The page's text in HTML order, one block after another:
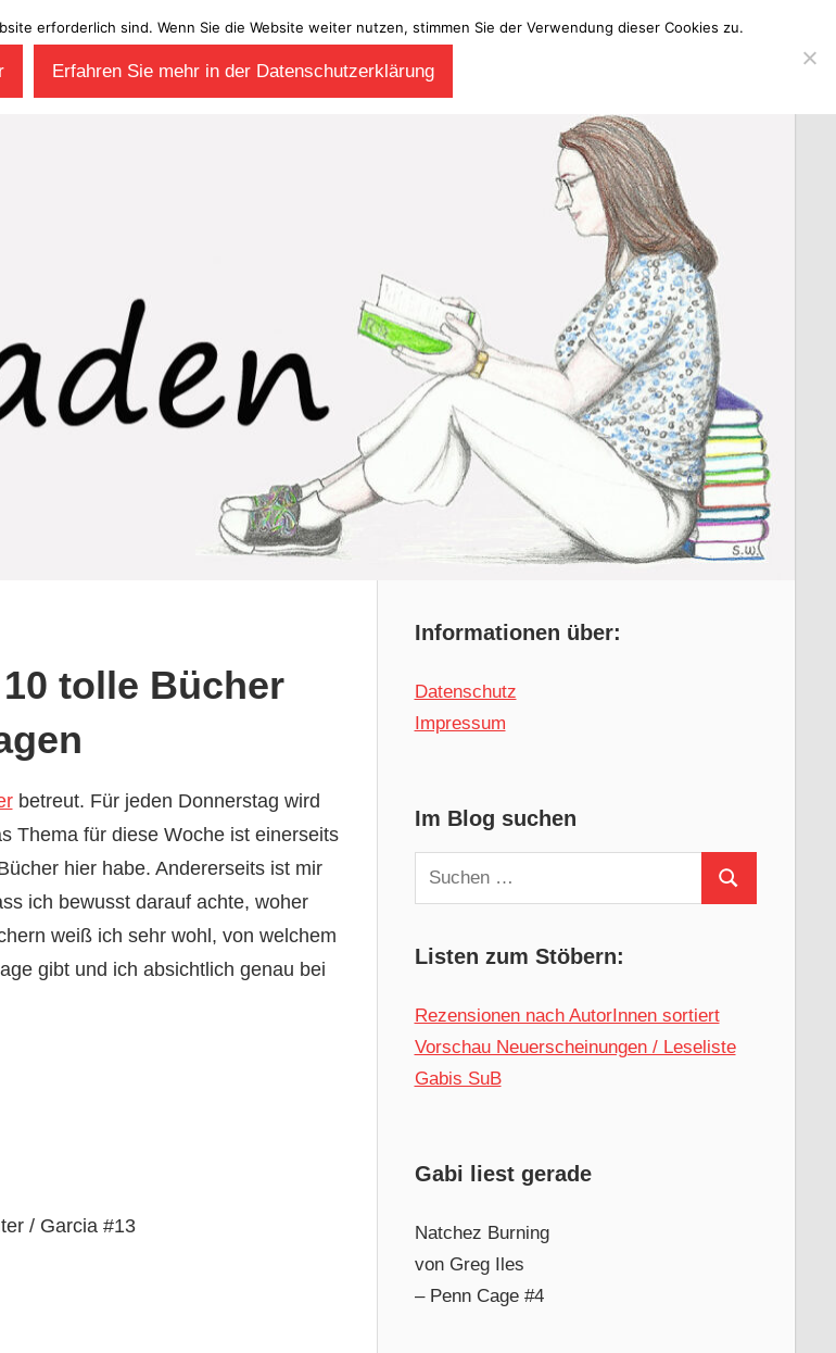
tolle Bücher
betreut. Für jeden Donnerstag wird
Thema für diese Woche ist einerseits
hier habe. Andererseits ist mir
ich bewusst darauf achte, woher
weiß ich sehr wohl, von welchem
gibt und ich absichtlich genau bei
/ Garcia #13
Informationen über:
Datenschutz
Impressum
Im Blog suchen
Suchen
nach:
Suchen
Listen zum Stöbern:
Rezensionen nach AutorInnen sortiert
Vorschau Neuerscheinungen / Leseliste
Gabis SuB
Gabi liest gerade
Natchez Burning
von Greg Iles
– Penn Cage #4
erforderlich sind. Wenn Sie die Website weiter nutzen, stimmen Sie der Verwendung dieser Cookies zu.
Erfahren Sie mehr in der Datenschutzerklärung